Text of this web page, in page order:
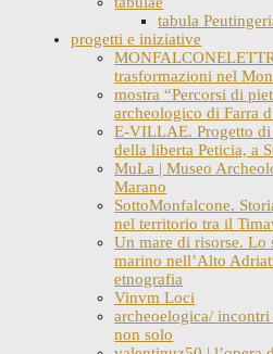
tabula
progetti e iniziative
trasformazioni nel
mostra “Percorsi di
archeologico di Farra
E-VILLAE. Progetto
della liberta Peticia, a
MuLa | Museo
Marano
SottoMonfalcone.
nel territorio tra il
Un mare di risorse. Lo
marino nell’Alto
etnografia
Vinvm Loci
archeoelogica/
non solo